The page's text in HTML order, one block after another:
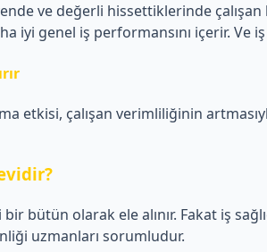
ve değerli hissettiklerinde çalışan
iyi genel iş performansını içerir. Ve
etkisi, çalışan verimliliğinin
bütün olarak ele alınır. Fakat iş
uzmanları sorumludur.